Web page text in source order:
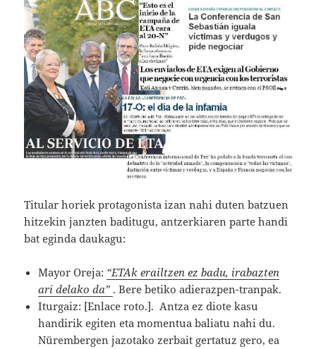
Titular horiek protagonista izan nahi duten batzuen
hitzekin janzten baditugu, antzerkiaren parte handi
bat eginda daukagu:
Mayor Oreja: “ETAk erailtzen ez badu, irabazten
ari delako da” . Bere betiko adierazpen-tranpak.
Iturgaiz: [Enlace roto.]. Antza ez diote kasu
handirik egiten eta momentua baliatu nahi du.
Nürembergen jazotako zerbait gertatuz gero, ea